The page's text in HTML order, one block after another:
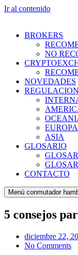
Ir al contenido
BROKERS
NO
NOVEDADES
EUROPA
ASIA
GLOSARIO
CONTACTO
Menú conmutador
5 consejos
diciembre 22,
No Comments